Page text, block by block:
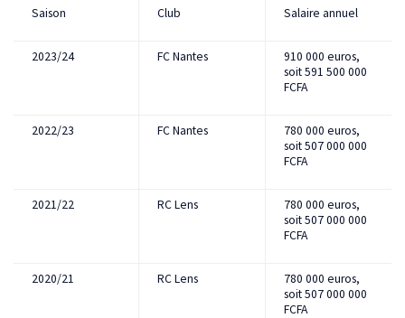
Saison Club Salaire annuel
2023/24 FC Nantes
910 000 euros,
soit 591 500 000
FCFA
2022/23 FC Nantes
780 000 euros,
soit 507 000 000
FCFA
2021/22 RC Lens
780 000 euros,
soit 507 000 000
FCFA
2020/21 RC Lens
780 000 euros,
soit 507 000 000
FCFA